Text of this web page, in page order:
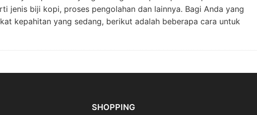
jenis biji kopi, proses pengolahan dan lainnya. Bagi Anda yang
kepahitan yang sedang, berikut adalah beberapa cara untuk
SHOPPING